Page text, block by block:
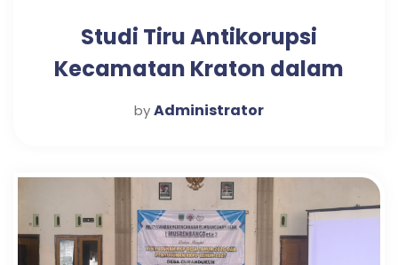
Studi Tiru Antikorupsi
Kecamatan Kraton dalam
Mewujudkan Pelayanan
byAdministrator